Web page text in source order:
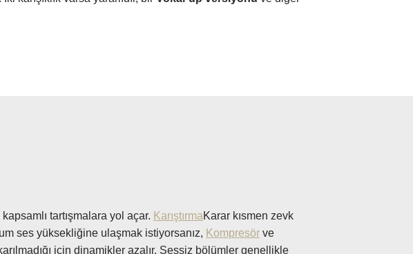
tartışmalara yol açar. KarıştırmaKarar kısmen zevk
ses yüksekliğine ulaşmak istiyorsanız, Kompresör ve
için dinamikler azalır. Sessiz bölümler genellikle